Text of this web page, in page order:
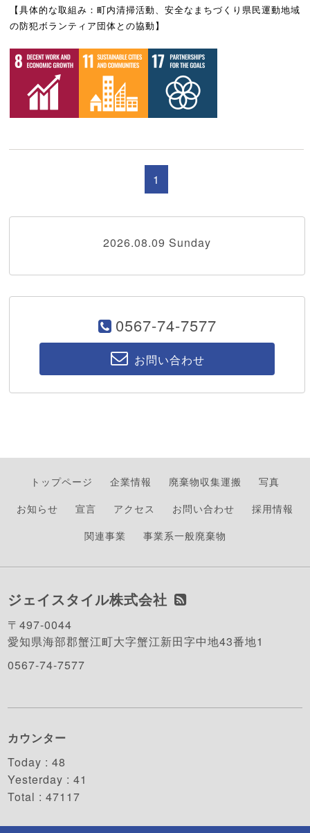
【具体的な取組み：町内清掃活動、安全なまちづくり県民運動地域
の防犯ボランティア団体との協動】
1
2026.08.09 Sunday
0567-74-7577
お問い合わせ
トップページ 企業情報 廃棄物収集運搬
写真
お知らせ
宣言 アクセス お問い合わせ
採用情報
関連事業
事業系一般廃棄物
ジェイスタイル株式会社
〒497-0044
愛知県海部郡蟹江町大字蟹江新田字中地43番地1
0567-74-7577
カウンター
Today :48
Yesterday :41
Total :47117